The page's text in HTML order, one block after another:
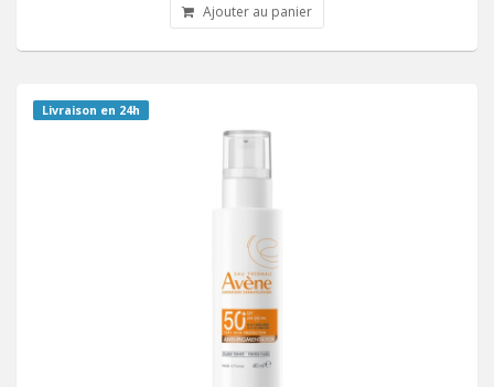
Ajouter au panier
Livraison en 24h